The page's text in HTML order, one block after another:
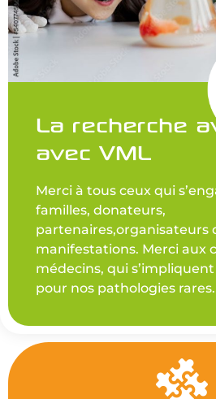
La recherche
avec VML
Merci à tous ceux qui
familles, donateurs,
partenaires,organisateurs
manifestations. Merci aux
médecins, qui
pour nos pathologies rares.